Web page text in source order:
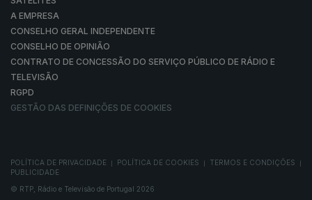
A EMPRESA
CONSELHO GERAL INDEPENDENTE
CONSELHO DE OPINIÃO
CONTRATO DE CONCESSÃO DO SERVIÇO PÚBLICO DE RÁDIO E
TELEVISÃO
RGPD
GESTÃO DAS DEFINIÇÕES DE COOKIES
POLÍTICA DE PRIVACIDADE POLÍTICA DE COOKIES TERMOS E CONDIÇÕES
PUBLICIDADE
© RTP, Rádio e Televisão de Portugal 2026